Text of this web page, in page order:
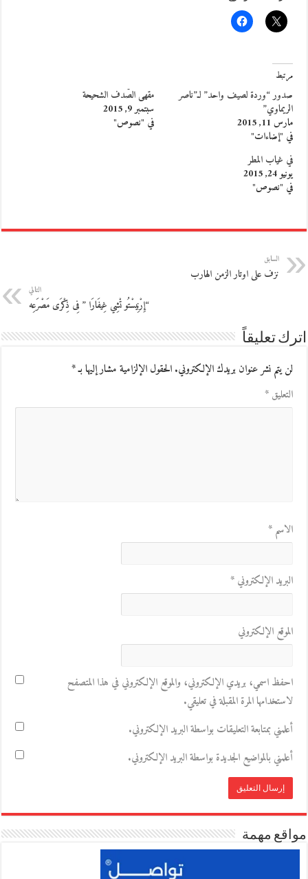
مرتبط
صدور “وردة لصيف واحد” لـ”ناصر
الريماوي”
مارس 11, 2015
في "إضاءات"
مقهى الصُّدف الشحيحة
سبتمبر 9, 2015
في "نصوص"
في غياب المطر
يونيو 24, 2015
في "نصوص"
السابق
نزف على اوتار الزمن الهارب
التالي
“إِرْنِيسْتُو تْشِي غِيفَارَا ” فِى ذِكْرَى مَصْرَعِه
اترك تعليقاً
لن يتم نشر عنوان بريدك الإلكتروني.الحقول الإلزامية مشار إليها بـ*
التعليق*
الاسم*
البريد الإلكتروني*
الموقع الإلكتروني
احفظ اسمي، بريدي الإلكتروني، والموقع الإلكتروني في هذا المتصفح
لاستخدامها المرة المقبلة في تعليقي.
أعلمني بمتابعة التعليقات بواسطة البريد الإلكتروني.
أعلمني بالمواضيع الجديدة بواسطة البريد الإلكتروني.
مواقع مهمة